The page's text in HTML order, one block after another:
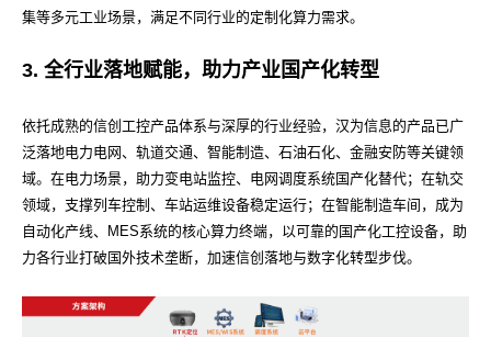
集等多元工业场景，满足不同行业的定制化算力需求。
3. 全行业落地赋能，助力产业国产化转型
依托成熟的信创工控产品体系与深厚的行业经验，汉为信息的产品已广
泛落地电力电网、轨道交通、智能制造、石油石化、金融安防等关键领
域。在电力场景，助力变电站监控、电网调度系统国产化替代；在轨交
领域，支撑列车控制、车站运维设备稳定运行；在智能制造车间，成为
自动化产线、
MES系统的核心算力终端，以可靠的国产化工控设备，助
力各行业打破国外技术垄断，加速信创落地与数字化转型步伐。